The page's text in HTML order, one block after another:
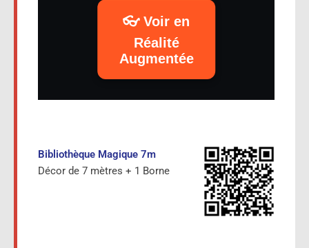
Bibliothèque Magique 7m
Décor de 7 mètres + 1 Borne